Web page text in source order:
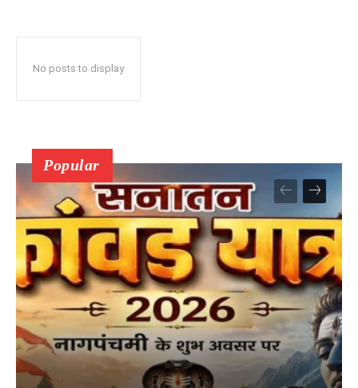
No posts to display
Popular